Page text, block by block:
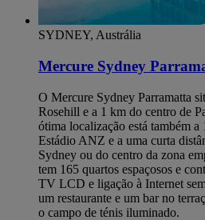
SYDNEY, Austrália
Mercure Sydney
O Mercure Sydney Parramatta
Rosehill e a 1 km do centro de
ótima localização está também
Estádio ANZ e a uma curta
Sydney ou do centro da zona
tem 165 quartos espaçosos e
TV LCD e ligação à Internet
um restaurante e um bar no
o campo de ténis iluminado.